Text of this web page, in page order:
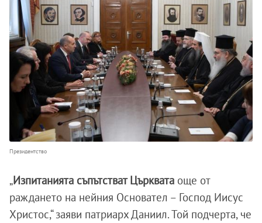
Президентство
„Изпитанията съпътстват Църквата още от
раждането на нейния Основател – Господ Иисус
Христос,“ заяви патриарх Даниил. Той подчерта, че